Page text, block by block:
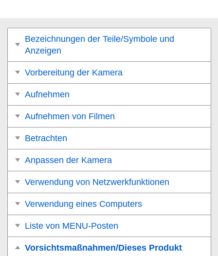
Bezeichnungen der Teile/Symbole und
Anzeigen
Vorbereitung der Kamera
Aufnehmen
Aufnehmen von Filmen
Betrachten
Anpassen der Kamera
Verwendung von Netzwerkfunktionen
Verwendung eines Computers
Liste von MENU-Posten
Vorsichtsmaßnahmen/Dieses Produkt